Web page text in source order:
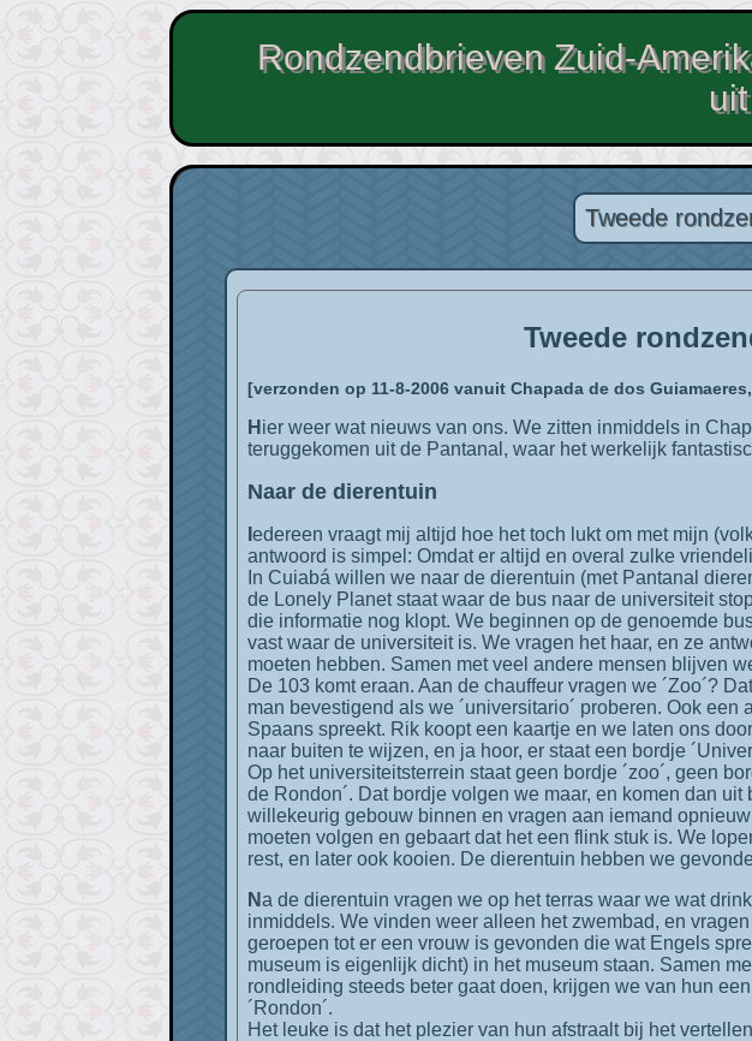
Rondzendbrieven Zuid-
Tweede
Tweede
[verzonden op 11-8-2006 vanuit Chapada de dos
Hier weer wat nieuws van ons. We zitten inmiddels in Chapada de dos Guiamaeres nog steeds in Brazilië. Gisteren zijn we
teruggekomen uit de Pantanal, waar het werkelijk
Naar de dierentuin
antwoord is simpel: Omdat er altijd en overal zulke
In Cuiabá willen we naar de dierentuin (met Pantanal
de Lonely Planet staat waar de bus naar de universiteit
die informatie nog klopt. We beginnen op de genoemde
vast waar de universiteit is. We vragen het haar, en ze
moeten hebben. Samen met veel andere mensen blijven
De 103 komt eraan. Aan de chauffeur vragen we ´Zoo´?
man bevestigend als we ´universitario´ proberen. Ook
Spaans spreekt. Rik koopt een kaartje en we laten ons
naar buiten te wijzen, en ja hoor, er staat een bordje
Op het universiteitsterrein staat geen bordje ´zoo´, geen
de Rondon´. Dat bordje volgen we maar, en komen dan
willekeurig gebouw binnen en vragen aan iemand
moeten volgen en gebaart dat het een flink stuk is. We
rest, en later ook kooien. De dierentuin hebben we
Na de dierentuin vragen we op het terras waar we wat drinken naar het museum. Dat is bij het zwembad, en dat weten we
inmiddels. We vinden weer alleen het zwembad, en
geroepen tot er een vrouw is gevonden die wat Engels
museum is eigenlijk dicht) in het museum staan. Samen
rondleiding steeds beter gaat doen, krijgen we van hun
´Rondon´.
Het leuke is dat het plezier van hun afstraalt bij het